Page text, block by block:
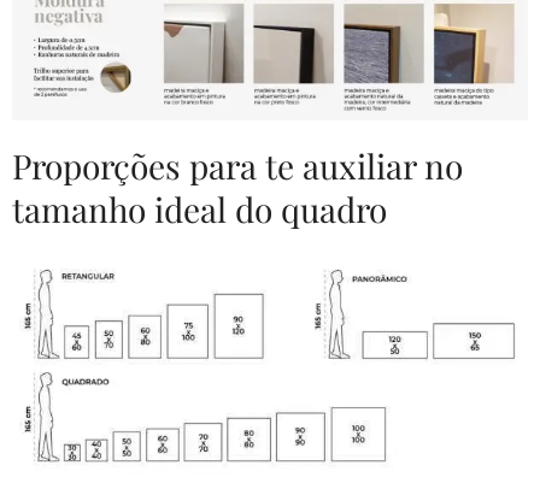
Proporções para te auxiliar no
tamanho ideal do quadro